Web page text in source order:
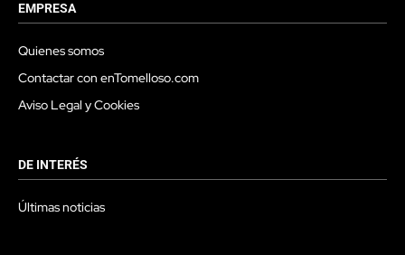
EMPRESA
Quienes somos
Contactar con enTomelloso.com
Aviso Legal y Cookies
DE INTERÉS
Últimas noticias